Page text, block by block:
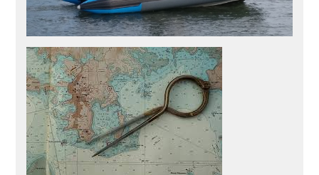
La vie du club
Les pots du club « Le pot du premier samedi du mois »
fait partie des moments de rencontre et de convivialité
du club. Parler, causer bateau et bâtir des projets, tout ça
autour d’un verre. C’est le rituel du fraternel…
SAVOIR PLUS
Présentation du Winches Club
Passer le permis côtier au Winches Club
Pour pouvoir naviguer jusqu’à 6 milles d’un abri, avec un
bateau d’une puissance moteur illimitée. prochaine
session : NOVEMBRE 2025 (inscriptions ouvertes, plus
d’infos par mail à contact@winchesclub.org) Dates des 3
cours collectifs de cette session : Pour les tarifs…
SAVOIR PLUS